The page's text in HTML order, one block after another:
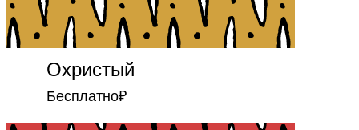
Охристый
Бесплатно₽